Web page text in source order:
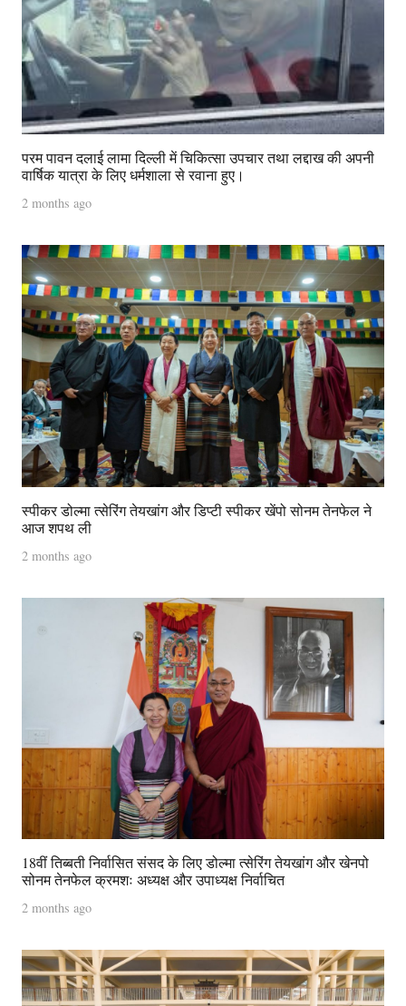
परम पावन दलाई लामा दिल्ली में चिकित्सा उपचार तथा लद्दाख की अपनी
वार्षिक यात्रा के लिए धर्मशाला से रवाना हुए।
2 months ago
स्पीकर डोल्मा त्सेरिंग तेयखांग और डिप्टी स्पीकर खेंपो सोनम तेनफेल ने
आज शपथ ली
2 months ago
18वीं तिब्बती निर्वासित संसद के लिए डोल्मा त्सेरिंग तेयखांग और खेनपो
सोनम तेनफेल क्रमशः अध्यक्ष और उपाध्यक्ष निर्वाचित
2 months ago